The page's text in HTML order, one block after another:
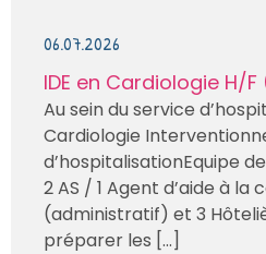
06.07.2026
IDE en Cardiologie H/F
Au sein du service
Cardiologie
d’hospitalisationEquipe
2 AS / 1 Agent d’aide à la
(administratif) et 3
préparer les [...]